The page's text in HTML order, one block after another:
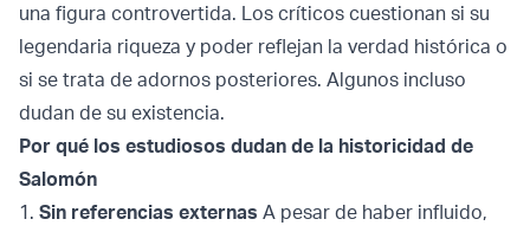
una figura controvertida. Los críticos cuestionan si su
legendaria riqueza y poder reflejan la verdad histórica o
si se trata de adornos posteriores. Algunos incluso
dudan de su existencia.
Por qué los estudiosos dudan de la historicidad de
Salomón
1. Sin referencias externas A pesar de haber influido,